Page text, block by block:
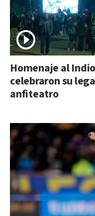
Homenaje al
celebraron su
anfiteatro